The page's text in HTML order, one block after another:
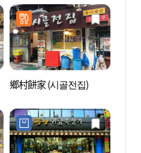
鄉村餅家 (시골전집)